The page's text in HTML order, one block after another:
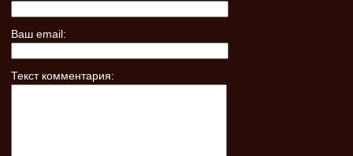
Ваш email:
Текст комментария: